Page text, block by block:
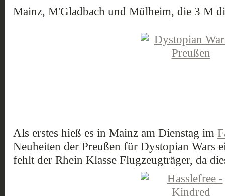
Mainz, M'Gladbach und Mülheim, die 3 M
Als erstes hieß es in Mainz am Dienstag im
Neuheiten der Preußen für Dystopian Wars
fehlt der Rhein Klasse Flugzeugträger, da